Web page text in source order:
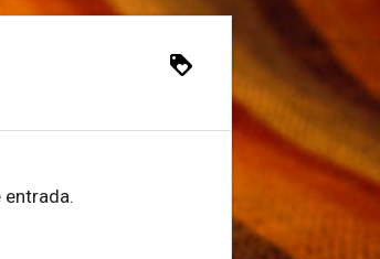
loyalty